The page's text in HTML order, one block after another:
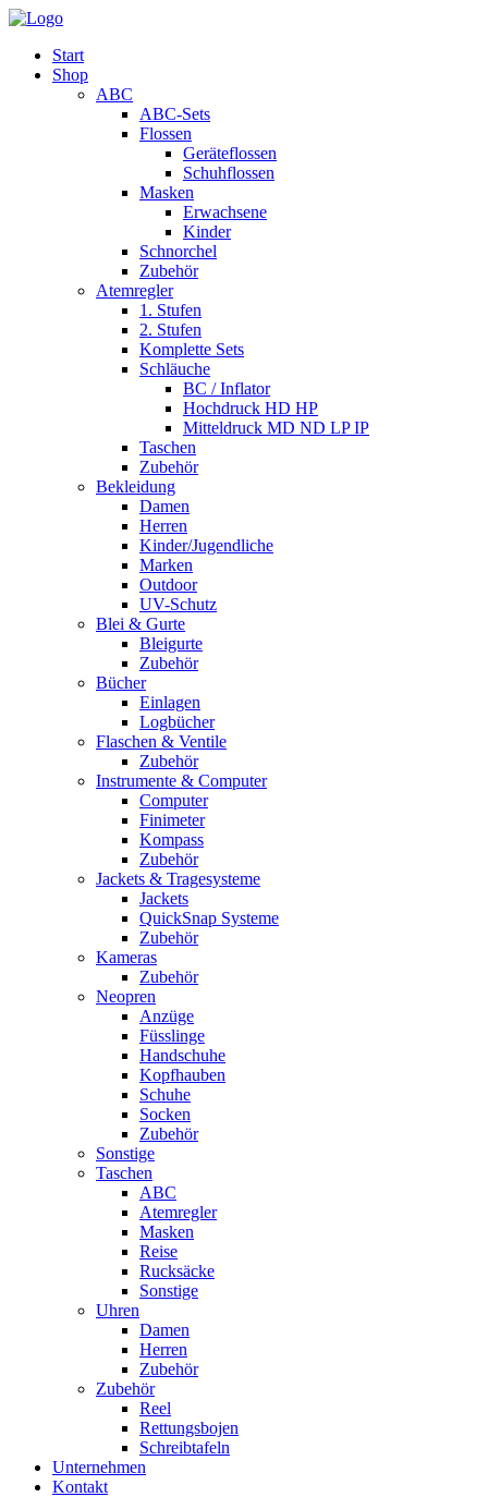
Start
Shop
ABC
ABC-Sets
Flossen
Geräteflossen
Schuhflossen
Masken
Erwachsene
Kinder
Schnorchel
Zubehör
Atemregler
1. Stufen
2. Stufen
Komplette Sets
Schläuche
BC / Inflator
Hochdruck HD HP
Mitteldruck MD ND LP IP
Taschen
Zubehör
Bekleidung
Damen
Herren
Kinder/Jugendliche
Marken
Outdoor
UV-Schutz
Blei & Gurte
Bleigurte
Zubehör
Bücher
Einlagen
Logbücher
Flaschen & Ventile
Zubehör
Instrumente & Computer
Computer
Finimeter
Kompass
Zubehör
Jackets & Tragesysteme
Jackets
QuickSnap Systeme
Zubehör
Kameras
Zubehör
Neopren
Anzüge
Füsslinge
Handschuhe
Kopfhauben
Schuhe
Socken
Zubehör
Sonstige
Taschen
ABC
Atemregler
Masken
Reise
Rucksäcke
Sonstige
Uhren
Damen
Herren
Zubehör
Zubehör
Reel
Rettungsbojen
Schreibtafeln
Unternehmen
Kontakt